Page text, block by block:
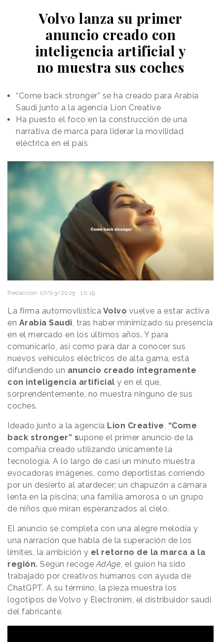
Volvo lanza su primer
anuncio creado con
inteligencia artificial y
no muestra sus coches
“Come back stronger” se ha creado para Arabia
Saudí junto a la agencia Lion Creative
Ha puesto el foco en la construcción de una
narrativa de marca para liderar la movilidad
eléctrica en el país
Redacción 07/03/2025 · 10:19
La firma automovilística Volvo vuelve a estar activa
en Arabia Saudí , tras haber minimizado su presencia
en el mercado en los últimos años. Y para
comunicarlo, así como para dar a conocer sus
nuevos vehículos eléctricos de alta gama, está
difundiendo un anuncio creado íntegramente
con inteligencia artificial y en el que,
sorprendentemente, no muestra ninguno de sus
coches.
Ideado junto a la agencia Lion Creative “Come
back stronger” supone el primer anuncio de la
compañía creado utilizando únicamente la
tecnología. A lo largo de casi un minuto muestra
evocadoras imágenes, como deportistas corriendo
por un desierto al atardecer; un chapuzón a cámara
lenta en la piscina; una familia amorosa o un grupo
de niños que miran esperanzados al cielo.
El anuncio se completa con una alegre melodía y
una narración que habla de la superación de los
límites, la ambición y el retorno de la marca a la
región. Según recoge AdAge , el guion ha sido
trabajado por creativos humanos con ayuda de
ChatGPT. A su término, la pieza muestra los
logotipos de Volvo y Electronim, el distribuidor saudí
del fabricante.